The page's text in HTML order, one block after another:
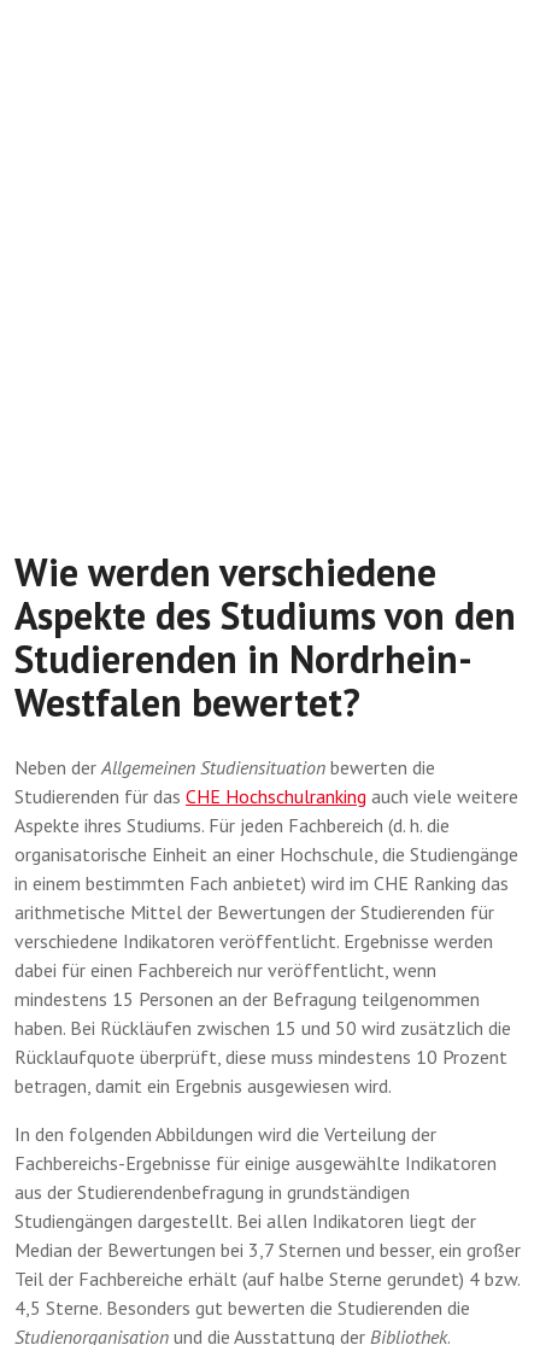
Wie werden verschiedene
Aspekte des Studiums von den
Studierenden in Nordrhein-
Westfalen bewertet?
Neben derAllgemeinen Studiensituation bewerten die
Studierenden für das CHE Hochschulranking auch viele weitere
Aspekte ihres Studiums. Für jeden Fachbereich (d. h. die
organisatorische Einheit an einer Hochschule, die Studiengänge
in einem bestimmten Fach anbietet) wird im CHE Ranking das
arithmetische Mittel der Bewertungen der Studierenden für
verschiedene Indikatoren veröffentlicht. Ergebnisse werden
dabei für einen Fachbereich nur veröffentlicht, wenn
mindestens 15 Personen an der Befragung teilgenommen
haben. Bei Rückläufen zwischen 15 und 50 wird zusätzlich die
Rücklaufquote überprüft, diese muss mindestens 10 Prozent
betragen, damit ein Ergebnis ausgewiesen wird.
In den folgenden Abbildungen wird die Verteilung der
Fachbereichs-Ergebnisse für einige ausgewählte Indikatoren
aus der Studierendenbefragung in grundständigen
Studiengängen dargestellt. Bei allen Indikatoren liegt der
Median der Bewertungen bei 3,7 Sternen und besser, ein großer
Teil der Fachbereiche erhält (auf halbe Sterne gerundet) 4 bzw.
4,5 Sterne. Besonders gut bewerten die Studierenden die
Studienorganisation und die Ausstattung der Bibliothek.